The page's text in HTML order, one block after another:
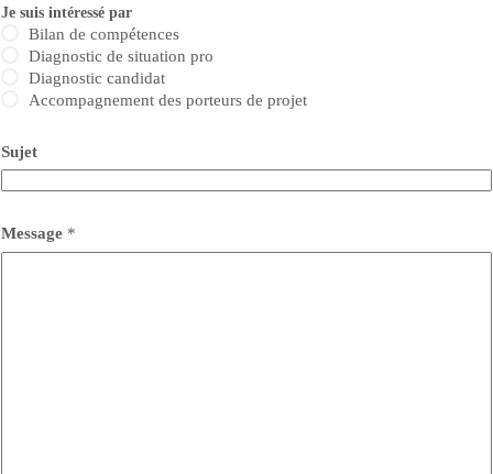
Je suis intéressé par
Bilan de compétences
Diagnostic de situation pro
Diagnostic candidat
Accompagnement des porteurs de projet
Sujet
Message *